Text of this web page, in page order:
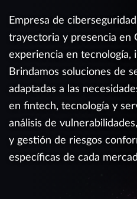
Empresa de
trayectoria y presencia en
experiencia en tecnología,
Brindamos soluciones de
adaptadas a las
en fintech, tecnología y
análisis de
y gestión de riesgos
específicas de cada